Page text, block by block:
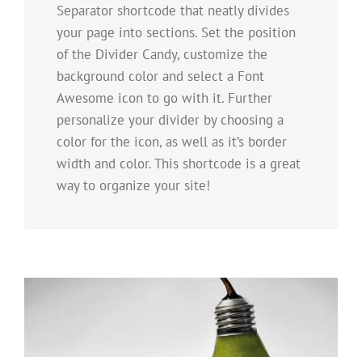
Separator shortcode that neatly divides
your page into sections. Set the position
of the Divider Candy, customize the
background color and select a Font
Awesome icon to go with it. Further
personalize your divider by choosing a
color for the icon, as well as it’s border
width and color. This shortcode is a great
way to organize your site!